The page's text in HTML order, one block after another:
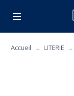
Accueil LITERIE